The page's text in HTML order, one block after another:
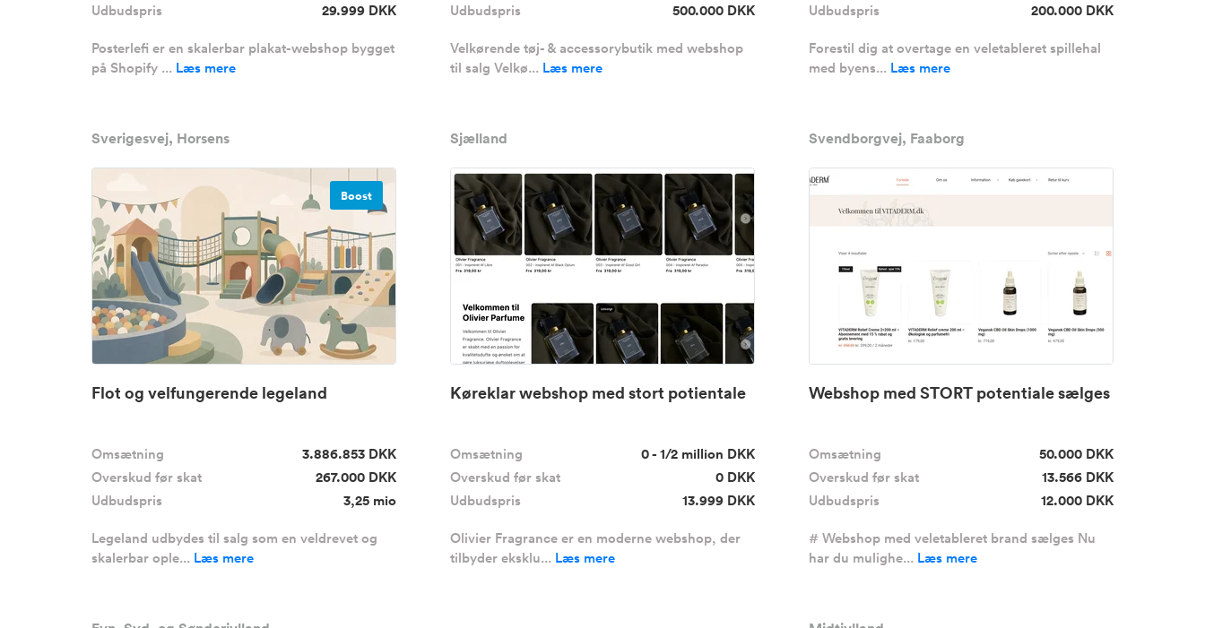
Udbudspris
29.999 DKK
Posterlefi er en skalerbar plakat-webshop bygget
på Shopify ... Læs mere
Udbudspris
500.000 DKK
Velkørende tøj- & accessorybutik med webshop
til salg Velkø... Læs mere
Udbudspris
200.000 DKK
Forestil dig at overtage en veletableret spillehal
med byens... Læs mere
Sverigesvej, Horsens
Boost
Flot og velfungerende legeland
Omsætning
3.886.853 DKK
Overskud før skat
267.000 DKK
Udbudspris
3,25 mio
Legeland udbydes til salg som en veldrevet og
skalerbar ople... Læs mere
Sjælland
Køreklar webshop med stort potientale
Omsætning
0 - 1/2 million DKK
Overskud før skat
0 DKK
Udbudspris
13.999 DKK
Olivier Fragrance er en moderne webshop, der
tilbyder eksklu... Læs mere
Svendborgvej, Faaborg
Webshop med STORT potentiale sælges
Omsætning
50.000 DKK
Overskud før skat
13.566 DKK
Udbudspris
12.000 DKK
# Webshop med veletableret brand sælges Nu
har du mulighe... Læs mere